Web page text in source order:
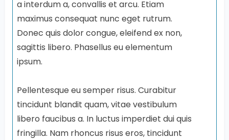
a interdum a, convallis et arcu. Etiam
maximus consequat nunc eget rutrum.
Donec quis dolor congue, eleifend ex non,
sagittis libero. Phasellus eu elementum
ipsum.
Pellentesque eu semper risus. Curabitur
tincidunt blandit quam, vitae vestibulum
libero faucibus a. In luctus imperdiet dui quis
fringilla. Nam rhoncus risus eros, tincidunt